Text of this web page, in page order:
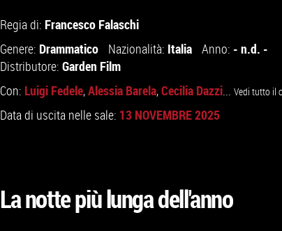
Regia di: Francesco Falaschi
Genere: Drammatico Nazionalità: Italia Anno: - n.d. -
Distributore: Garden Film
Con: Luigi Fedele,Alessia Barela,Cecilia Dazzi... Vedi tutto il
Data di uscita nelle sale: 13 NOVEMBRE 2025
La notte più lunga dell'anno